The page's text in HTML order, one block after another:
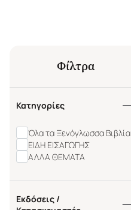
Φίλτρα
Κατηγορίες
Όλα τα Ξενόγλωσσα Βιβλία
ΕΙΔΗ ΕΙΣΑΓΩΓΗΣ
ΑΛΛΑ ΘΕΜΑΤΑ
Εκδόσεις /